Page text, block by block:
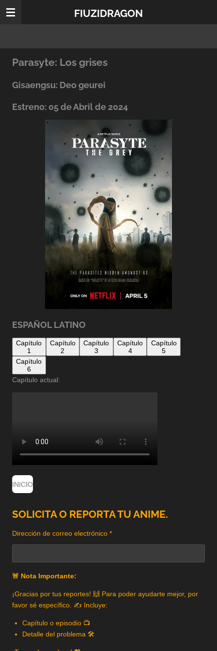
Ir
FIUZIDRAGON
Parasyte: Los grises
Gisaengsu: Deo geurei
Estreno: 05 de Abril de 2024
ESPAÑOL LATINO
Capítulo
1
Capítulo
2
Capítulo
3
Capítulo
4
Capítulo
5
Capítulo
6
Capítulo actual:
INICIO
SOLICITA O REPORTA TU ANIME.
Dirección de correo electrónico *
🚨 Nota Importante:
¡Gracias por tus reportes! 🙌 Para poder ayudarte mejor, por
favor sé específico. ✍️ Incluye:
Capítulo o episodio 📺
Detalle del problema 🛠️